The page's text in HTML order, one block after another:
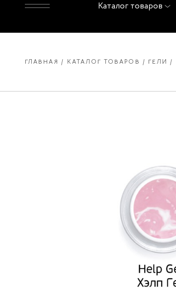
Каталог товаров
ГЛАВНАЯ КАТАЛОГ ТОВАРОВ ГЕЛИ